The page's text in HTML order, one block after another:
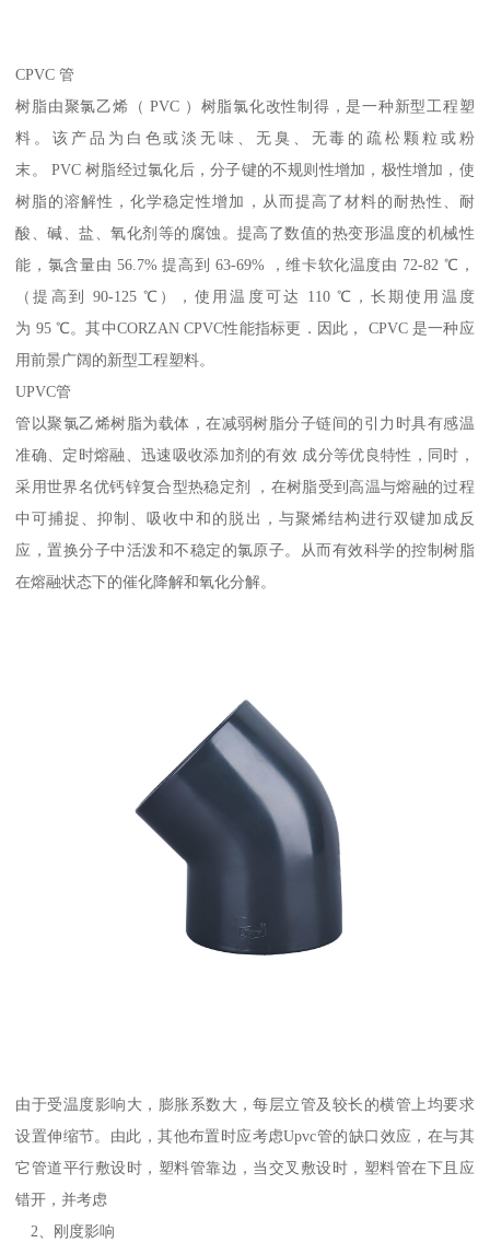
CPVC 管
树脂由聚氯乙烯（ PVC ）树脂氯化改性制得，是一种新型工程塑
料。该产品为白色或淡无味、无臭、无毒的疏松颗粒或粉
末。 PVC 树脂经过氯化后，分子键的不规则性增加，极性增加，使
树脂的溶解性，化学稳定性增加，从而提高了材料的耐热性、耐
酸、碱、盐、氧化剂等的腐蚀。提高了数值的热变形温度的机械性
能，氯含量由 56.7% 提高到 63-69% ，维卡软化温度由 72-82 ℃，
（提高到 90-125 ℃），使用温度可达 110 ℃，长期使用温度
为 95 ℃。其中CORZAN CPVC性能指标更．因此， CPVC 是一种应
用前景广阔的新型工程塑料。
UPVC管
管以聚氯乙烯树脂为载体，在减弱树脂分子链间的引力时具有感温
准确、定时熔融、迅速吸收添加剂的有效 成分等优良特性，同时，
采用世界名优钙锌复合型热稳定剂 ，在树脂受到高温与熔融的过程
中可捕捉、抑制、吸收中和的脱出，与聚烯结构进行双键加成反
应，置换分子中活泼和不稳定的氯原子。从而有效科学的控制树脂
在熔融状态下的催化降解和氧化分解。
由于受温度影响大，膨胀系数大，每层立管及较长的横管上均要求
设置伸缩节。由此，其他布置时应考虑Upvc管的缺口效应，在与其
它管道平行敷设时，塑料管靠边，当交叉敷设时，塑料管在下且应
错开，并考虑
2、刚度影响